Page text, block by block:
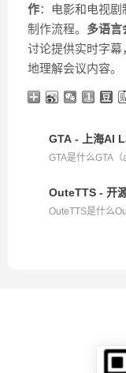
作：电影和电视
制作流程。 多语言
讨论提供实时字
地理解会议内容。
GTA - 上海AI
GTA是什么GTA
OuteTTS - 开
OuteTTS是什么